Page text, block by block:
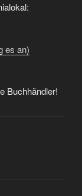
es an)
Buchhändler!